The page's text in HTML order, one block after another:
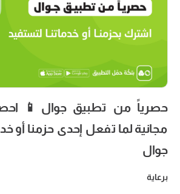
حصرياً من تطبيق جوال📱
مجانية لما تفعل إحدى حزمنا أو
جوال
برعاية